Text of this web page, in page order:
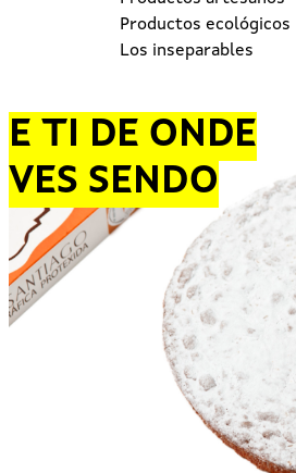
Productos ecológicos
Los inseparables
E TI DE ONDE
VES SENDO